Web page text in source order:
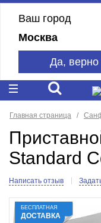
Ваш город
Москва
Да, верно
Главная страница
Standard
Написать отзыв
БЕСПЛАТНАЯ
ДОСТАВКА